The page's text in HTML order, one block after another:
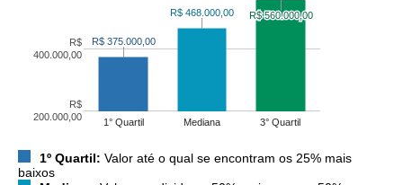
1° Quartil Mediana 3° Quartil
R$
200.000,00
R$
400.000,00
R$ 375.000,00
R$ 375.000,00
R$ 468.000,00
R$ 468.000,00 R$ 560.000,00
R$ 560.000,00
1º Quartil: Valor até o qual se encontram os 25% mais
baixos